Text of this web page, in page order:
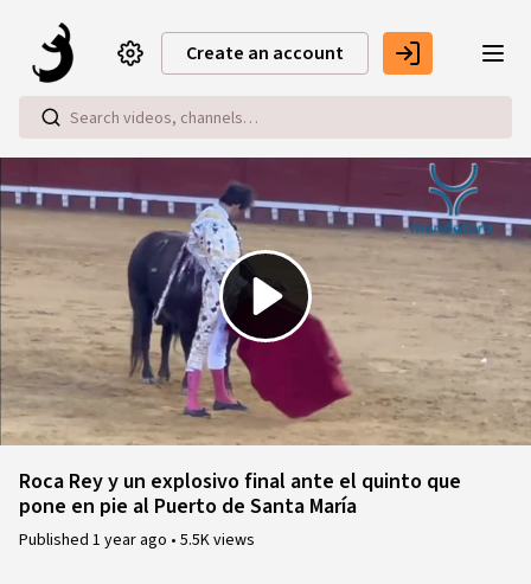
Create an account
Play
Video
Roca Rey y un explosivo final ante el quinto que
pone en pie al Puerto de Santa María
Published 1 year ago • 5.5K views